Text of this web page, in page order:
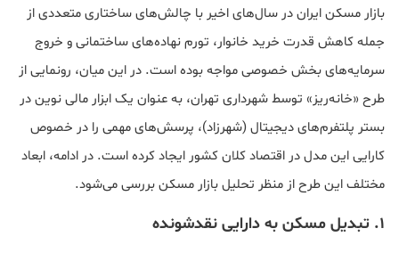
بازار مسکن ایران در سال‌های اخیر با چالش‌های ساختاری متعددی از
جمله کاهش قدرت خرید خانوار، تورم نهاده‌های ساختمانی و خروج
سرمایه‌های بخش خصوصی مواجه بوده است. در این میان، رونمایی از
طرح «خانه‌ریز» توسط شهرداری تهران، به عنوان یک ابزار مالی نوین در
بستر پلتفرم‌های دیجیتال (شهرزاد)، پرسش‌های مهمی را در خصوص
کارایی این مدل در اقتصاد کلان کشور ایجاد کرده است. در ادامه، ابعاد
مختلف این طرح از منظر تحلیل بازار مسکن بررسی می‌شود.
۱. تبدیل مسکن به دارایی نقدشونده